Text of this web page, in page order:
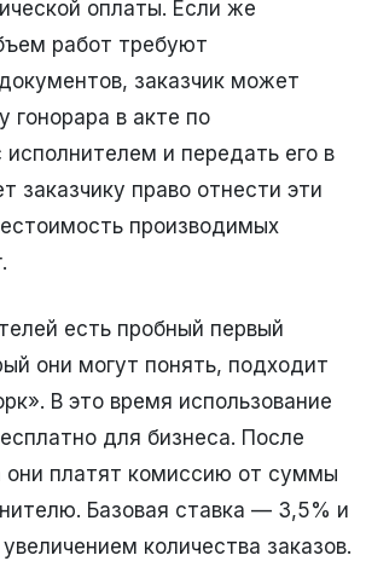
оплаты. Если же
работ требуют
заказчик может
гонорара в акте по
исполнителем и передать его в
заказчику право отнести эти
производимых
есть пробный первый
они могут понять, подходит
В это время использование
для бизнеса. После
они платят комиссию от суммы
Базовая ставка — 3,5% и
количества заказов.